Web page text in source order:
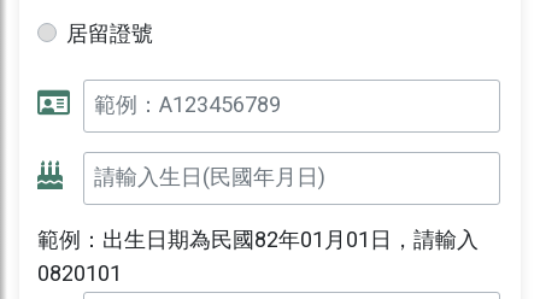
居留證號
範例：出生日期為民國82年01月01日，請輸入
0820101